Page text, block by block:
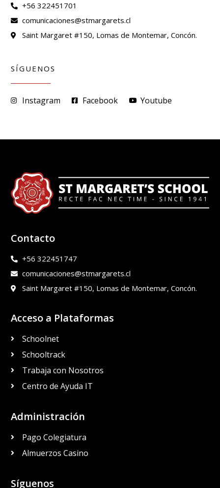
+56 322451701
comunicaciones@stmargarets.cl
Saint Margaret #150, Lomas de Montemar, Concón.
SÍGUENOS
Instagram Facebook Youtube
Contacto
+56 322451747
comunicaciones@stmargarets.cl
Saint Margaret #150, Lomas de Montemar, Concón.
Acceso a Plataformas
Schoolnet
Schooltrack
Trabaja con Nosotros
Centro de Ayuda IT
Administración
Pago Colegiatura
Almuerzos Casino
Síguenos